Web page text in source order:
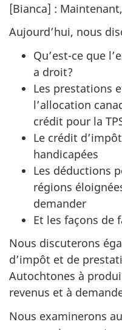
[Bianca] :
Aujourd’hui, nous
Qu’est-ce que
a droit?
Les prestations
l’allocation
crédit pour la
Le crédit
handicapées
Les déductions
régions
demander
Et les façons de
Nous discuterons
d’impôt et de
Autochtones à
revenus et à
Nous examinerons